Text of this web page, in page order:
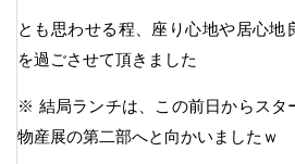
とも思わせる程、座り心地や居心地
を過ごさせて頂きました
※ 結局ランチは、この前日からスタ
物産展の第二部へと向かいましたｗ